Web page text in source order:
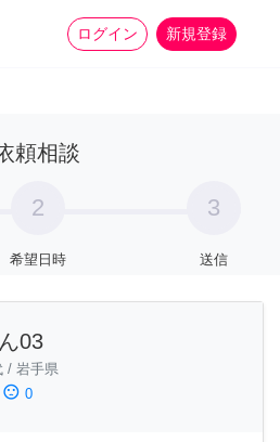
ログイン 新規登録
家事 more_horiz
頼相談
2
希望日時
3
送信
03
/ 岩手県
sentiment_dissatisfied 0